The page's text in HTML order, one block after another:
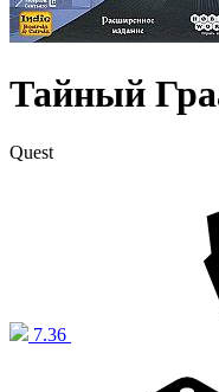
Тайный
Quest
7.36